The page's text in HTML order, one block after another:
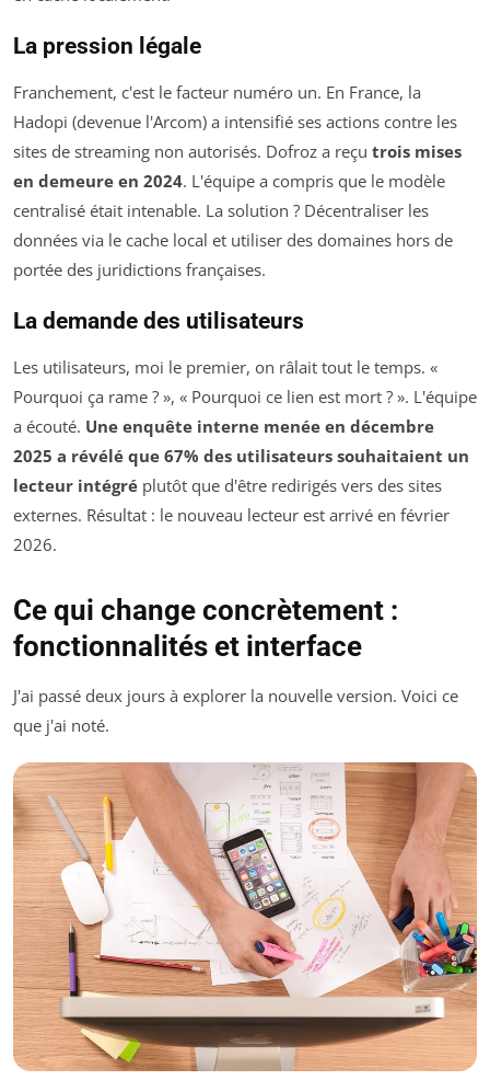
La pression légale
Franchement, c'est le facteur numéro un. En France, la
Hadopi (devenue l'Arcom) a intensifié ses actions contre les
sites de streaming non autorisés. Dofroz a reçu trois mises
en demeure en 2024. L'équipe a compris que le modèle
centralisé était intenable. La solution ? Décentraliser les
données via le cache local et utiliser des domaines hors de
portée des juridictions françaises.
La demande des utilisateurs
Les utilisateurs, moi le premier, on râlait tout le temps. «
Pourquoi ça rame ? », « Pourquoi ce lien est mort ? ». L'équipe
a écouté. Une enquête interne menée en décembre
2025 a révélé que 67% des utilisateurs souhaitaient un
lecteur intégré plutôt que d'être redirigés vers des sites
externes. Résultat : le nouveau lecteur est arrivé en février
2026.
Ce qui change concrètement :
fonctionnalités et interface
J'ai passé deux jours à explorer la nouvelle version. Voici ce
que j'ai noté.